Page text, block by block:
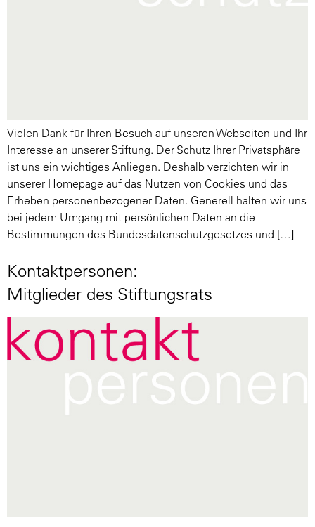
Vielen Dank für Ihren Besuch auf unseren Webseiten und Ihr
Interesse an unserer Stiftung. Der Schutz Ihrer Privatsphäre
ist uns ein wichtiges Anliegen. Deshalb verzichten wir in
unserer Homepage auf das Nutzen von Cookies und das
Erheben personenbezogener Daten. Generell halten wir uns
bei jedem Umgang mit persönlichen Daten an die
Bestimmungen des Bundesdatenschutzgesetzes und […]
Kontaktpersonen:
Mitglieder des Stiftungsrats